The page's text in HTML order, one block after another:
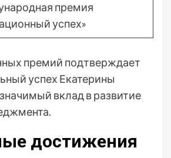
премия
успех»
премий подтверждает
успех Екатерины
вклад в развитие
достижения